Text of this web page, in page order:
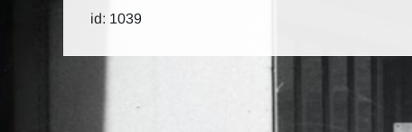
id: 1039